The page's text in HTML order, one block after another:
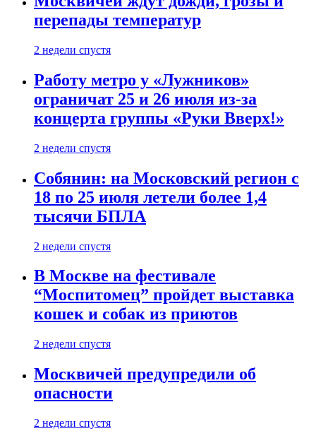
перепады температур
2 недели спустя
Работу метро у «Лужников»
ограничат 25 и 26 июля из-за
концерта группы «Руки Вверх!»
2 недели спустя
Собянин: на Московский регион с
18 по 25 июля летели более 1,4
тысячи БПЛА
2 недели спустя
В Москве на фестивале
“Моспитомец” пройдет выставка
кошек и собак из приютов
2 недели спустя
Москвичей предупредили об
опасности
2 недели спустя